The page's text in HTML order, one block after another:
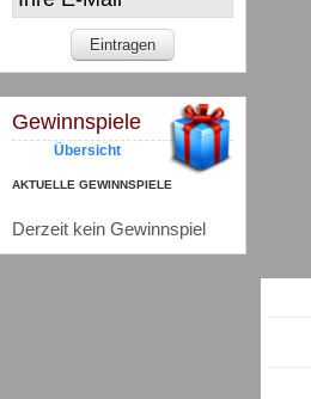
Gewinnspiele
Übersicht
AKTUELLE GEWINNSPIELE
Derzeit kein Gewinnspiel